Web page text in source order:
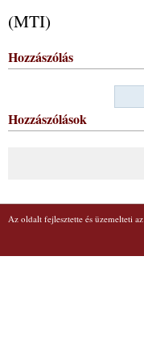
(MTI)
Hozzászólás
Hozzászólások
Az oldalt fejlesztette és üzemelteti az